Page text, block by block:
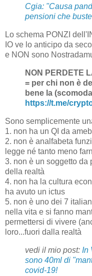
Cgia: "Causa
pensioni che
Lo schema PONZI
IO ve lo anticipo da
e NON sono
NON PERDETE
= per chi non è
bene la
https://t.me/
Sono semplicemente
1. non ha un QI da
2. non è analfabeta
legge né tanto meno
3. non è un soggetto da
della realtà
4. non ha la cultura
ha avuto un ictus
5. non è uno dei 7
nella vita e si fanno
permettersi di vivere
loro...fuori dalla realtà
vedi il mio post: In
sono 40ml di
covid-19!